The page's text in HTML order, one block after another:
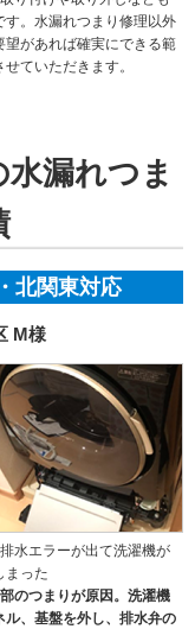
す。水漏れつまり修理以外
望があれば確実にできる範
せていただきます。
漏れつま
北関東対応
M様
水エラーが出て洗濯機が
まった
のつまりが原因。洗濯機
ル、基盤を外し、排水弁の